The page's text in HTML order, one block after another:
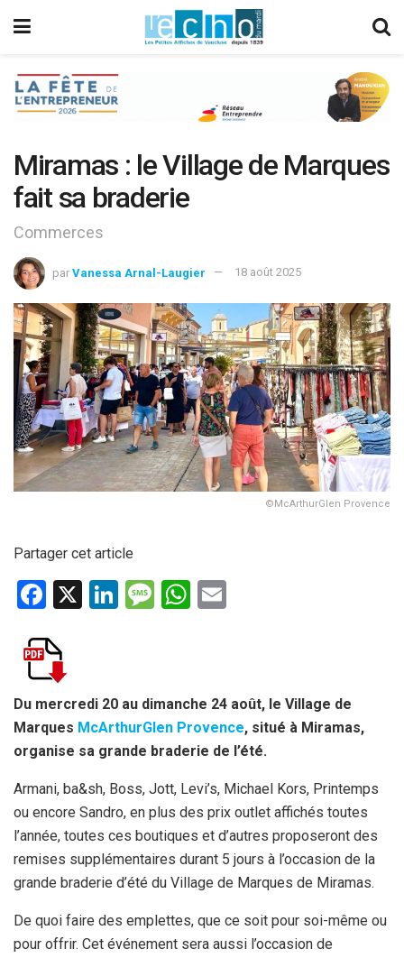
Miramas : le Village de Marques
fait sa braderie
Commerces
par Vanessa Arnal-Laugier 18 août 2025
©McArthurGlen Provence
Partager cet article
F
ce
b
o
o
k
X
Li
n
M
g
e
W
A
p
p
Du mercredi 20 au dimanche 24 août, le Village de
Marques McArthurGlen Provence, situé à Miramas,
organise sa grande braderie de l’été.
Armani, ba&sh, Boss, Jott, Levi’s, Michael Kors, Printemps
ou encore Sandro, en plus des prix outlet affichés toutes
l’année, toutes ces boutiques et d’autres proposeront des
remises supplémentaires durant 5 jours à l’occasion de la
grande braderie d’été du Village de Marques de Miramas.
De quoi faire des emplettes, que ce soit pour soi-même ou
pour offrir. Cet événement sera aussi l’occasion de